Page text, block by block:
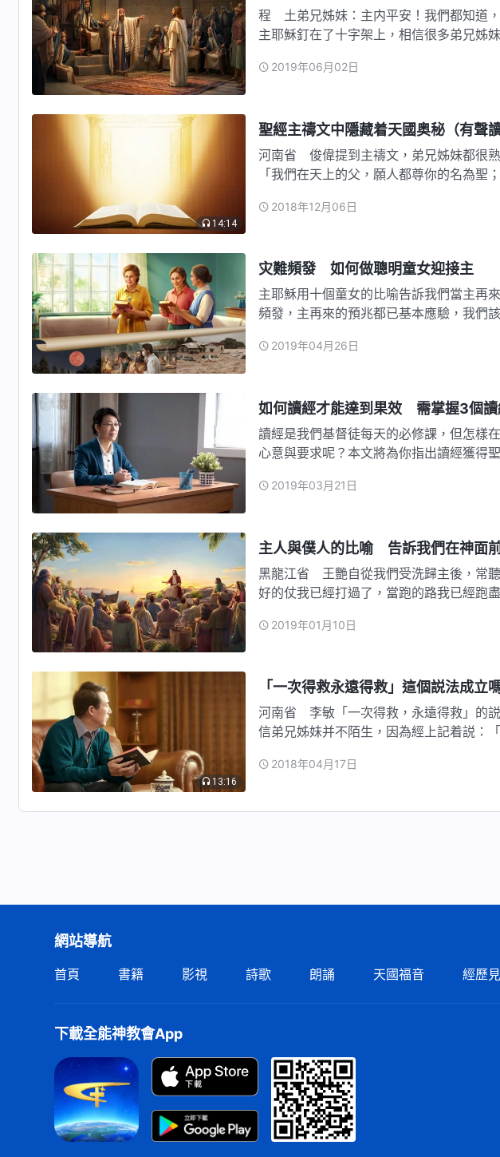
程 土弟兄姊妹：主内平安！我們都知道
主耶穌釘在了十字架上，相信很多弟兄姊
2019年06月02日
14:14
聖經主禱文中隱藏着天國奥秘（有聲讀
河南省 俊偉提到主禱文，弟兄姊妹都很
「我們在天上的父，願人都尊你的名為聖
2018年12月06日
灾難頻發 如何做聰明童女迎接主
主耶穌用十個童女的比喻告訴我們當主再
頻發，主再來的預兆都已基本應驗，我們
2019年04月26日
如何讀經才能達到果效 需掌握3個讀
讀經是我們基督徒每天的必修課，但怎樣
心意與要求呢？本文將為你指出讀經獲得
2019年03月21日
主人與僕人的比喻 告訴我們在神面
黑龍江省 王艷自從我們受洗歸主後，常
好的仗我已經打過了，當跑的路我已經跑
2019年01月10日
13:16
「一次得救永遠得救」這個説法成立
河南省 李敏「一次得救，永遠得救」的
信弟兄姊妹并不陌生，因為經上記着説：
2018年04月17日
網站導航
首頁 書籍 影視 詩歌 朗誦 天國福音 經歷
下載全能神教會App